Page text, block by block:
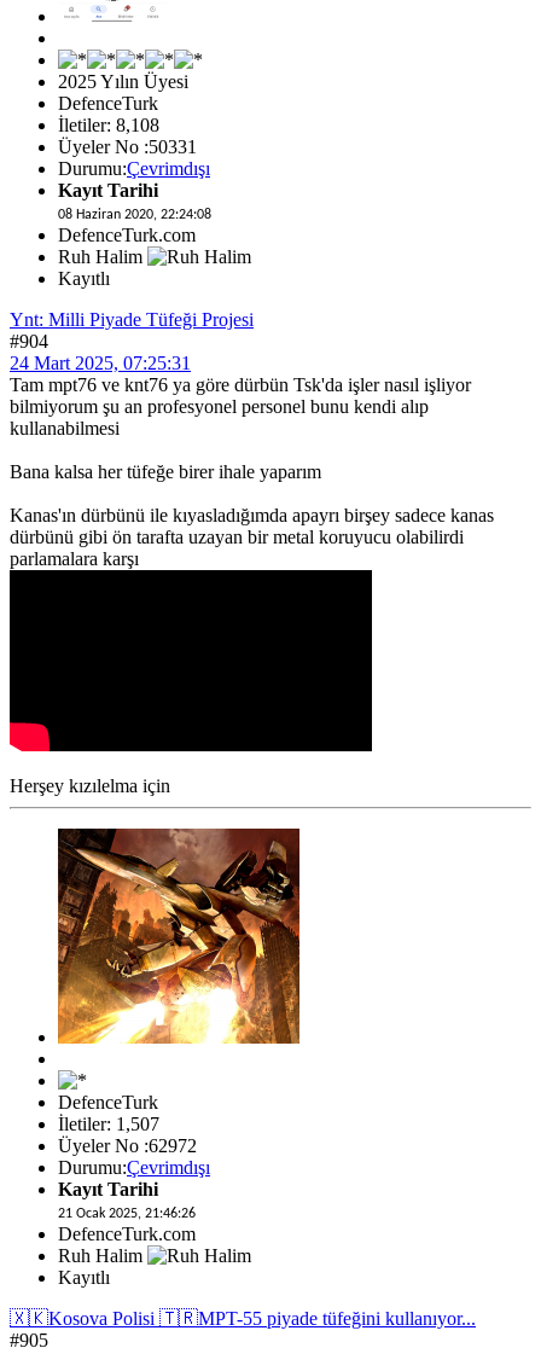
2025 Yılın Üyesi
DefenceTurk
İletiler: 8,108
Üyeler No :50331
Durumu:Çevrimdışı
Kayıt Tarihi
08 Haziran 2020, 22:24:08
DefenceTurk.com
Ruh Halim
Kayıtlı
Ynt: Milli Piyade Tüfeği Projesi
#904
24 Mart 2025, 07:25:31
Tam mpt76 ve knt76 ya göre dürbün Tsk'da işler nasıl işliyor
bilmiyorum şu an profesyonel personel bunu kendi alıp
kullanabilmesi
Bana kalsa her tüfeğe birer ihale yaparım
Kanas'ın dürbünü ile kıyasladığımda apayrı birşey sadece kanas
dürbünü gibi ön tarafta uzayan bir metal koruyucu olabilirdi
parlamalara karşı
Herşey kızılelma için
DefenceTurk
İletiler: 1,507
Üyeler No :62972
Durumu:Çevrimdışı
Kayıt Tarihi
21 Ocak 2025, 21:46:26
DefenceTurk.com
Ruh Halim
Kayıtlı
🇽🇰Kosova Polisi 🇹🇷MPT-55 piyade tüfeğini kullanıyor...
#905